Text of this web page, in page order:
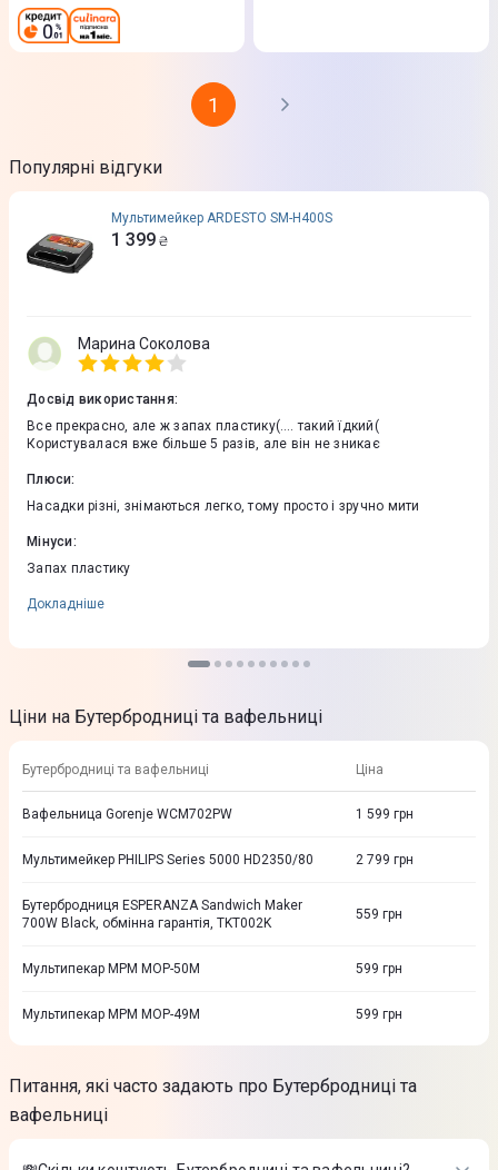
1
Популярні відгуки
Мультимейкер ARDESTO SM-H400S
1 399 ₴
Марина Соколова
Досвід використання:
Все прекрасно, але ж запах пластику(…. такий їдкий(
Користувалася вже більше 5 разів, але він не зникає
Плюси:
Насадки різні, знімаються легко, тому просто і зручно мити
Мінуси:
Запах пластику
Докладніше
Ціни на Бутербродниці та вафельниці
Бутербродниці та вафельниці Ціна
Вафельница Gorenje WCM702PW 1 599 грн
Мультимейкер PHILIPS Series 5000 HD2350/80 2 799 грн
Бутербродниця ESPERANZA Sandwich Maker
700W Black, обмінна гарантія, TKT002K
559 грн
Мультипекар MPM MOP-50M 599 грн
Мультипекар MPM MOP-49M 599 грн
Питання, які часто задають про Бутербродниці та
вафельниці